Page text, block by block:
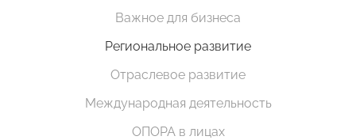
Важное для бизнеса
Региональное развитие
Отраслевое развитие
Международная деятельность
ОПОРА в лицах